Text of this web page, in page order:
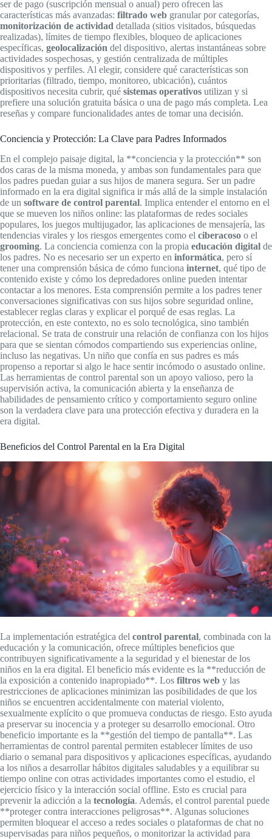
ser de pago (suscripción mensual o anual) pero ofrecen las
características más avanzadas: filtrado web granular por categorías,
monitorización de actividad detallada (sitios visitados, búsquedas
realizadas), límites de tiempo flexibles, bloqueo de aplicaciones
específicas, geolocalización del dispositivo, alertas instantáneas sobre
actividades sospechosas, y gestión centralizada de múltiples
dispositivos y perfiles. Al elegir, considere qué características son
prioritarias (filtrado, tiempo, monitoreo, ubicación), cuántos
dispositivos necesita cubrir, qué sistemas operativos utilizan y si
prefiere una solución gratuita básica o una de pago más completa. Lea
reseñas y compare funcionalidades antes de tomar una decisión.
Conciencia y Protección: La Clave para Padres Informados
En el complejo paisaje digital, la **conciencia y la protección** son
dos caras de la misma moneda, y ambas son fundamentales para que
los padres puedan guiar a sus hijos de manera segura. Ser un padre
informado en la era digital significa ir más allá de la simple instalación
de un software de control parental. Implica entender el entorno en el
que se mueven los niños online: las plataformas de redes sociales
populares, los juegos multijugador, las aplicaciones de mensajería, las
tendencias virales y los riesgos emergentes como el ciberacoso o el
grooming. La conciencia comienza con la propia educación digital de
los padres. No es necesario ser un experto en informática, pero sí
tener una comprensión básica de cómo funciona internet, qué tipo de
contenido existe y cómo los depredadores online pueden intentar
contactar a los menores. Esta comprensión permite a los padres tener
conversaciones significativas con sus hijos sobre seguridad online,
establecer reglas claras y explicar el porqué de esas reglas. La
protección, en este contexto, no es solo tecnológica, sino también
relacional. Se trata de construir una relación de confianza con los hijos
para que se sientan cómodos compartiendo sus experiencias online,
incluso las negativas. Un niño que confía en sus padres es más
propenso a reportar si algo le hace sentir incómodo o asustado online.
Las herramientas de control parental son un apoyo valioso, pero la
supervisión activa, la comunicación abierta y la enseñanza de
habilidades de pensamiento crítico y comportamiento seguro online
son la verdadera clave para una protección efectiva y duradera en la
era digital.
Beneficios del Control Parental en la Era Digital
La implementación estratégica del control parental, combinada con la
educación y la comunicación, ofrece múltiples beneficios que
contribuyen significativamente a la seguridad y el bienestar de los
niños en la era digital. El beneficio más evidente es la **reducción de
la exposición a contenido inapropiado**. Los filtros web y las
restricciones de aplicaciones minimizan las posibilidades de que los
niños se encuentren accidentalmente con material violento,
sexualmente explícito o que promueva conductas de riesgo. Esto ayuda
a preservar su inocencia y a proteger su desarrollo emocional. Otro
beneficio importante es la **gestión del tiempo de pantalla**. Las
herramientas de control parental permiten establecer límites de uso
diario o semanal para dispositivos y aplicaciones específicas, ayudando
a los niños a desarrollar hábitos digitales saludables y a equilibrar su
tiempo online con otras actividades importantes como el estudio, el
ejercicio físico y la interacción social offline. Esto es crucial para
prevenir la adicción a la tecnología. Además, el control parental puede
**proteger contra interacciones peligrosas**. Algunas soluciones
permiten bloquear el acceso a redes sociales o plataformas de chat no
supervisadas para niños pequeños, o monitorizar la actividad para